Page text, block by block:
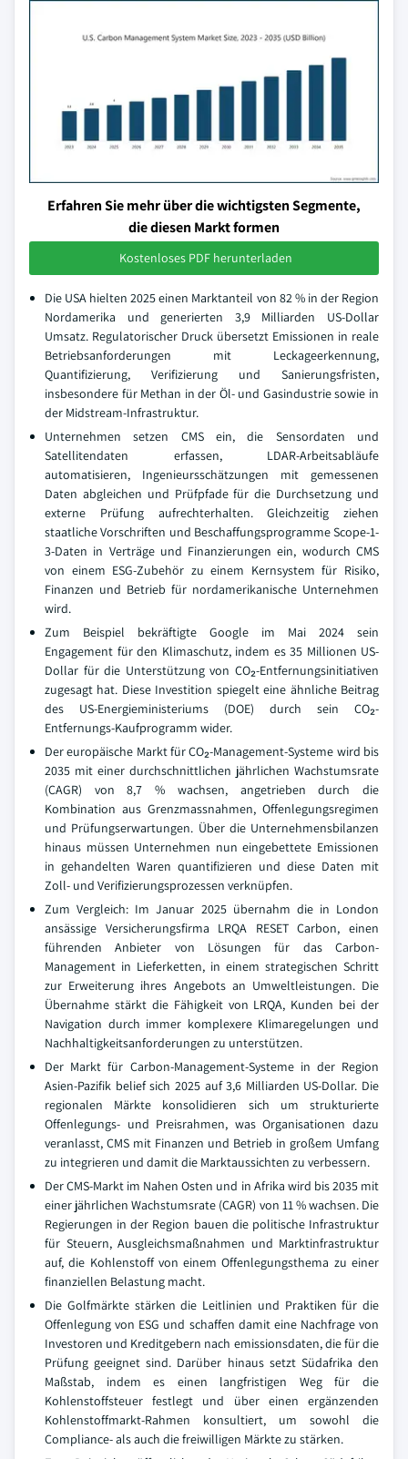
Erfahren Sie mehr über die wichtigsten Segmente,
die diesen Markt formen
Kostenloses PDF herunterladen
Die USA hielten 2025 einen Marktanteil von 82 % in der Region
Nordamerika und generierten 3,9 Milliarden US-Dollar
Umsatz. Regulatorischer Druck übersetzt Emissionen in reale
Betriebsanforderungen mit Leckageerkennung,
Quantifizierung, Verifizierung und Sanierungsfristen,
insbesondere für Methan in der Öl- und Gasindustrie sowie in
der Midstream-Infrastruktur.
Unternehmen setzen CMS ein, die Sensordaten und
Satellitendaten erfassen, LDAR-Arbeitsabläufe
automatisieren, Ingenieursschätzungen mit gemessenen
Daten abgleichen und Prüfpfade für die Durchsetzung und
externe Prüfung aufrechterhalten. Gleichzeitig ziehen
staatliche Vorschriften und Beschaffungsprogramme Scope-1-
3-Daten in Verträge und Finanzierungen ein, wodurch CMS
von einem ESG-Zubehör zu einem Kernsystem für Risiko,
Finanzen und Betrieb für nordamerikanische Unternehmen
wird.
Zum Beispiel bekräftigte Google im Mai 2024 sein
Engagement für den Klimaschutz, indem es 35 Millionen US-
Dollar für die Unterstützung von CO₂-Entfernungsinitiativen
zugesagt hat. Diese Investition spiegelt eine ähnliche Beitrag
des US-Energieministeriums (DOE) durch sein CO₂-
Entfernungs-Kaufprogramm wider.
Der europäische Markt für CO₂-Management-Systeme wird bis
2035 mit einer durchschnittlichen jährlichen Wachstumsrate
(CAGR) von 8,7 % wachsen, angetrieben durch die
Kombination aus Grenzmassnahmen, Offenlegungsregimen
und Prüfungserwartungen. Über die Unternehmensbilanzen
hinaus müssen Unternehmen nun eingebettete Emissionen
in gehandelten Waren quantifizieren und diese Daten mit
Zoll- und Verifizierungsprozessen verknüpfen.
Zum Vergleich: Im Januar 2025 übernahm die in London
ansässige Versicherungsfirma LRQA RESET Carbon, einen
führenden Anbieter von Lösungen für das Carbon-
Management in Lieferketten, in einem strategischen Schritt
zur Erweiterung ihres Angebots an Umweltleistungen. Die
Übernahme stärkt die Fähigkeit von LRQA, Kunden bei der
Navigation durch immer komplexere Klimaregelungen und
Nachhaltigkeitsanforderungen zu unterstützen.
Der Markt für Carbon-Management-Systeme in der Region
Asien-Pazifik belief sich 2025 auf 3,6 Milliarden US-Dollar. Die
regionalen Märkte konsolidieren sich um strukturierte
Offenlegungs- und Preisrahmen, was Organisationen dazu
veranlasst, CMS mit Finanzen und Betrieb in großem Umfang
zu integrieren und damit die Marktaussichten zu verbessern.
Der CMS-Markt im Nahen Osten und in Afrika wird bis 2035 mit
einer jährlichen Wachstumsrate (CAGR) von 11 % wachsen. Die
Regierungen in der Region bauen die politische Infrastruktur
für Steuern, Ausgleichsmaßnahmen und Marktinfrastruktur
auf, die Kohlenstoff von einem Offenlegungsthema zu einer
finanziellen Belastung macht.
Die Golfmärkte stärken die Leitlinien und Praktiken für die
Offenlegung von ESG und schaffen damit eine Nachfrage von
Investoren und Kreditgebern nach emissionsdaten, die für die
Prüfung geeignet sind. Darüber hinaus setzt Südafrika den
Maßstab, indem es einen langfristigen Weg für die
Kohlenstoffsteuer festlegt und über einen ergänzenden
Kohlenstoffmarkt-Rahmen konsultiert, um sowohl die
Compliance- als auch die freiwilligen Märkte zu stärken.